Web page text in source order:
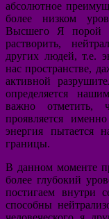
абсолютное
более низком
Высшего Я порой
растворить,
других людей, т.е.
нас пространстве,
активной
определяется
важно отметить,
проявляется
энергия пытается
границы.
В данном моменте
более глубокий
постигаем внутри
способны